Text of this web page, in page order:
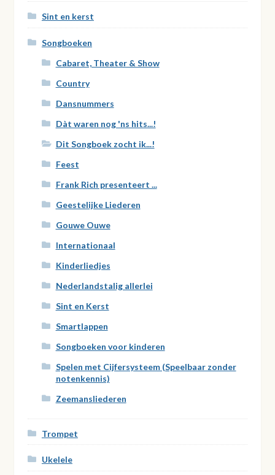
Sint en kerst
Songboeken
Cabaret, Theater & Show
Country
Dansnummers
Dàt waren nog 'ns hits...!
Dit Songboek zocht ik...!
Feest
Frank Rich presenteert ...
Geestelijke Liederen
Gouwe Ouwe
Internationaal
Kinderliedjes
Nederlandstalig allerlei
Sint en Kerst
Smartlappen
Songboeken voor kinderen
Spelen met Cijfersysteem (Speelbaar zonder
notenkennis)
Zeemansliederen
Trompet
Ukelele